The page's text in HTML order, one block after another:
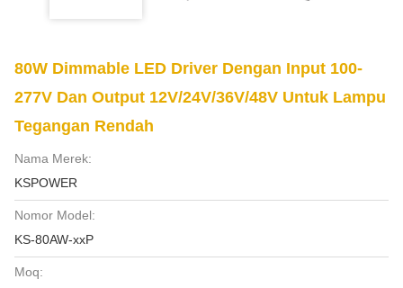
80W Dimmable LED Driver Dengan Input 100-
277V Dan Output 12V/24V/36V/48V Untuk Lampu
Tegangan Rendah
Nama Merek:
KSPOWER
Nomor Model:
KS-80AW-xxP
Moq: